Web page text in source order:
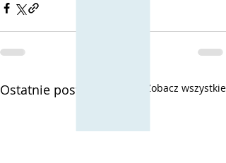
Ostatnie posty Zobacz wszystkie